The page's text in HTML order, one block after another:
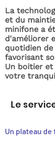
La
et du
minifone a
d'améliorer
quotidien
favorisant
Un boitier
votre
Le
Un plateau